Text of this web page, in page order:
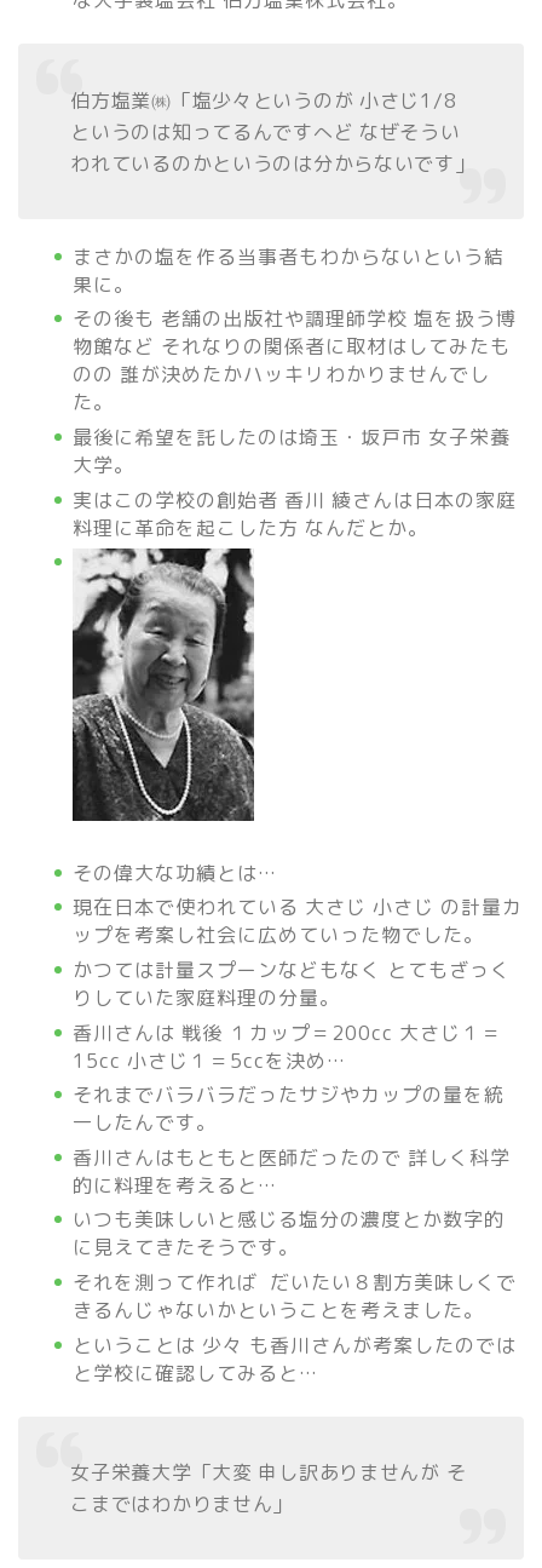
伯方塩業㈱「塩少々というのが 小さじ1/8
というのは知ってるんですへど なぜそうい
われているのかというのは分からないです」
まさかの塩を作る当事者もわからないという結
果に。
その後も 老舗の出版社や調理師学校 塩を扱う博
物館など それなりの関係者に取材はしてみたも
のの 誰が決めたかハッキリわかりませんでし
た。
最後に希望を託したのは埼玉・坂戸市 女子栄養
大学。
実はこの学校の創始者 香川 綾さんは日本の家庭
料理に革命を起こした方 なんだとか。
その偉大な功績とは…
現在日本で使われている 大さじ 小さじ の計量カ
ップを考案し社会に広めていった物でした。
かつては計量スプーンなどもなく とてもざっく
りしていた家庭料理の分量。
香川さんは 戦後 １カップ＝200cc 大さじ１＝
15cc 小さじ１＝5ccを決め…
それまでバラバラだったサジやカップの量を統
一したんです。
香川さんはもともと医師だったので 詳しく科学
的に料理を考えると…
いつも美味しいと感じる塩分の濃度とか数字的
に見えてきたそうです。
それを測って作れば だいたい８割方美味しくで
きるんじゃないかということを考えました。
ということは 少々 も香川さんが考案したのでは
と学校に確認してみると…
女子栄養大学「大変 申し訳ありませんが そ
こまではわかりません」